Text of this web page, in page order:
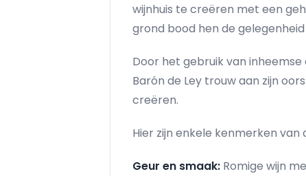
wijnhuis te creëren met een
grond bood hen de
Door het gebruik van
Barón de Ley trouw aan zijn
creëren.
Hier zijn enkele kenmerken van
Geur en smaak: Romige wijn